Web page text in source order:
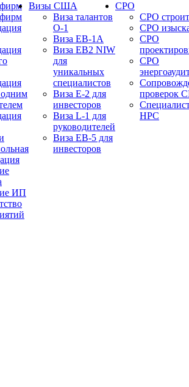
ИП
Визы США
Виза талантов
О-1
Виза EB-1A
Виза EB2 NIW
для
уникальных
специалистов
Виза E-2 для
инвесторов
Виза L-1 для
руководителей
Виза EB-5 для
инвесторов
СРО
СРО
СРО
СРО
СРО
проверок
НРС